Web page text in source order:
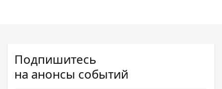
Подпишитесь
на анонсы событий